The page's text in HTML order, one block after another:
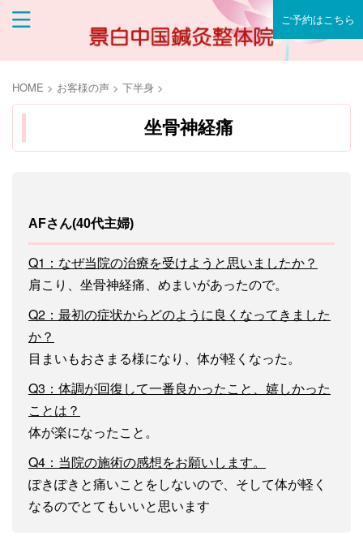
ご予約はこちら
HOME > お客様の声 > 下半身 >
坐骨神経痛
AFさん(40代主婦)
Q1：なぜ当院の治療を受けようと思いましたか？
肩こり、坐骨神経痛、めまいがあったので。
Q2：最初の症状からどのように良くなってきました
か？
目まいもおさまる様になり、体が軽くなった。
Q3：体調が回復して一番良かったこと、嬉しかった
ことは？
体が楽になったこと。
Q4：当院の施術の感想をお願いします。
ぽきぽきと痛いことをしないので、そして体が軽く
なるのでとてもいいと思います